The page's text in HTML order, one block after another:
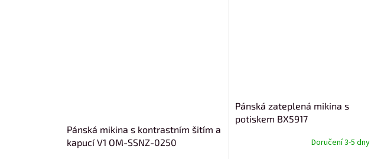
Pánská mikina s kontrastním šitím a
kapucí V1 OM-SSNZ-0250
Pánská zateplená mikina s
potiskem BX5917
Doručení 3-5 dny